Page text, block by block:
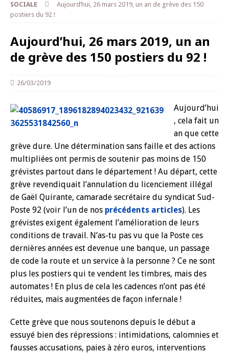
SOCIALE
Aujourd’hui, 26 mars 2019, un an de grève des 150
postiers du 92 !
Aujourd’hui, 26 mars 2019, un an
de grève des 150 postiers du 92 !
26/03/2019
Aujourd’hui
, cela fait un
an que cette
grève dure. Une détermination sans faille et des actions
multipliées ont permis de soutenir pas moins de 150
grévistes partout dans le département ! Au départ, cette
grève revendiquait l’annulation du licenciement illégal
de Gaël Quirante, camarade secrétaire du syndicat Sud-
Poste 92 (voir l’un de nos précédents articles). Les
grévistes exigent également l’amélioration de leurs
conditions de travail. N’as-tu pas vu que la Poste ces
dernières années est devenue une banque, un passage
de code la route et un service à la personne ? Ce ne sont
plus les postiers qui te vendent les timbres, mais des
automates ! En plus de cela les cadences n’ont pas été
réduites, mais augmentées de façon infernale !
Cette grève que nous soutenons depuis le début a
essuyé bien des répressions : intimidations, calomnies et
fausses accusations, paies à zéro euros, interventions